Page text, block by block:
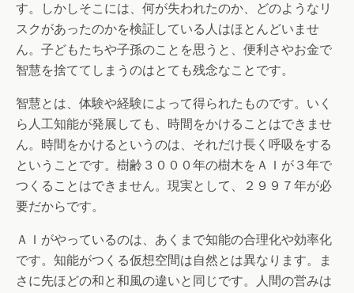
す。しかしそこには、何が失われたのか、どのようなリ
スクがあったのかを検証している人はほとんどいませ
ん。子どもたちや子孫のことを思うと、便利さやお金で
智慧を捨ててしまうのはとても残念なことです。
智慧とは、体験や経験によって得られたものです。いく
ら人工知能が発展しても、時間をかけることはできませ
ん。時間をかけるというのは、それだけ長く呼吸をする
ということです。樹齢３０００年の樹木をＡＩが３年で
つくることはできません。現実として、２９９７年が必
要だからです。
ＡＩがやっているのは、あくまで知能の合理化や効率化
です。知能がつくる仮想空間は自然とは異なります。ま
さに先ほどの和と和風の違いと同じです。人間の営みは